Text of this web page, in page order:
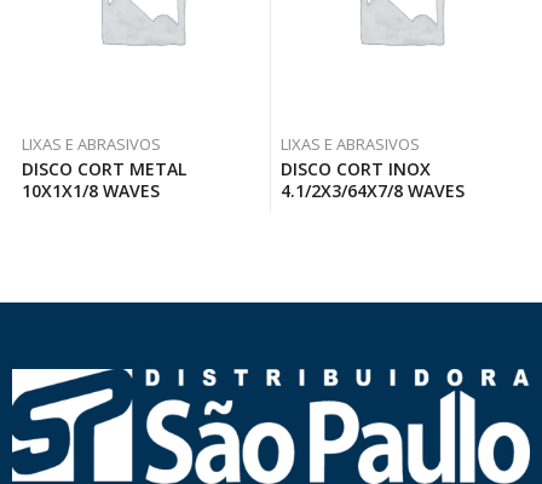
LIXAS E ABRASIVOS
DISCO CORT METAL
10X1X1/8 WAVES
LIXAS E ABRASIVOS
DISCO CORT INOX
4.1/2X3/64X7/8 WAVES